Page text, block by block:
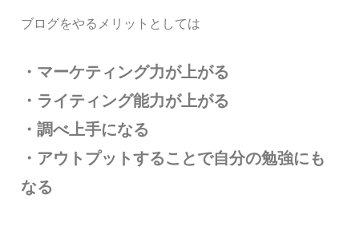
ブログをやるメリットとしては
・マーケティング力が上がる
・ライティング能力が上がる
・調べ上手になる
・アウトプットすることで自分の勉強にも
なる